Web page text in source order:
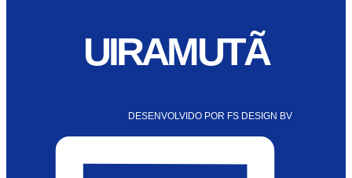
UIRAMUTÃ
DESENVOLVIDO POR FS DESIGN BV